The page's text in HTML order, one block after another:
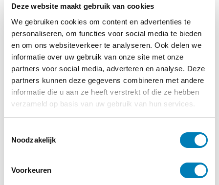
Deze website maakt gebruik van cookies
We gebruiken cookies om content en advertenties te
personaliseren, om functies voor social media te bieden
en om ons websiteverkeer te analyseren. Ook delen we
informatie over uw gebruik van onze site met onze
partners voor social media, adverteren en analyse. Deze
partners kunnen deze gegevens combineren met andere
informatie die u aan ze heeft verstrekt of die ze hebben
verzameld op basis van uw gebruik van hun services.
Noodzakelijk
Voorkeuren
€24,95
Lees verder
€ 17,50
Lees verder
opvallende kinderen
kinderen begrijpen en